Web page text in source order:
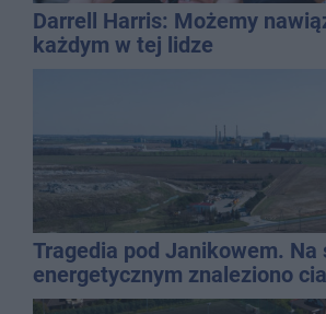
Darrell Harris: Możemy
każdym w tej lidze
Tragedia pod Janikowem. Na
energetycznym znaleziono
mężczyzny